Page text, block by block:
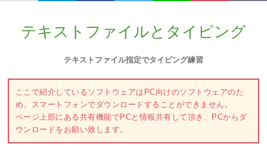
テキストファイルとタイピング
テキストファイル指定でタイピング練習
ここで紹介しているソフトウェアはPC向けのソフトウェアのた
め、スマートフォンでダウンロードすることができません。
ページ上部にある共有機能でPCと情報共有して頂き、PCからダ
ウンロードをお願い致します。